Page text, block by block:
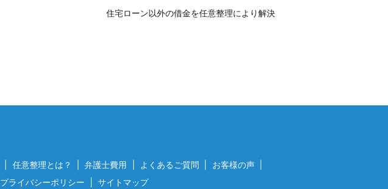
住宅ローン以外の借金を任意整理により解決
任意整理とは？ 弁護士費用 よくあるご質問
お客様の声
プライバシーポリシー サイトマップ